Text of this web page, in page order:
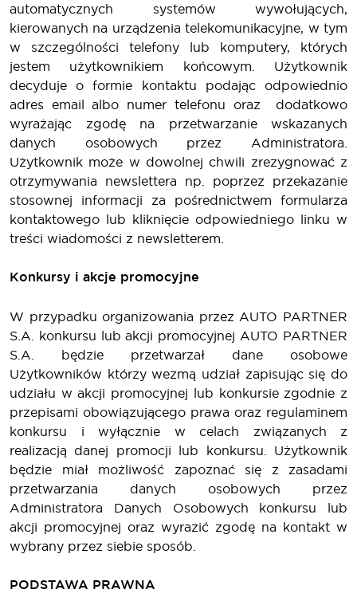
automatycznych systemów wywołujących,
kierowanych na urządzenia telekomunikacyjne, w tym
w szczególności telefony lub komputery, których
jestem użytkownikiem końcowym. Użytkownik
decyduje o formie kontaktu podając odpowiednio
adres email albo numer telefonu oraz dodatkowo
wyrażając zgodę na przetwarzanie wskazanych
danych osobowych przez Administratora.
Użytkownik może w dowolnej chwili zrezygnować z
otrzymywania newslettera np. poprzez przekazanie
stosownej informacji za pośrednictwem formularza
kontaktowego lub kliknięcie odpowiedniego linku w
treści wiadomości z newsletterem.
Konkursy i akcje promocyjne
W przypadku organizowania przez AUTO PARTNER
S.A. konkursu lub akcji promocyjnej AUTO PARTNER
S.A. będzie przetwarzał dane osobowe
Użytkowników którzy wezmą udział zapisując się do
udziału w akcji promocyjnej lub konkursie zgodnie z
przepisami obowiązującego prawa oraz regulaminem
konkursu i wyłącznie w celach związanych z
realizacją danej promocji lub konkursu. Użytkownik
będzie miał możliwość zapoznać się z zasadami
przetwarzania danych osobowych przez
Administratora Danych Osobowych konkursu lub
akcji promocyjnej oraz wyrazić zgodę na kontakt w
wybrany przez siebie sposób.
PODSTAWA PRAWNA